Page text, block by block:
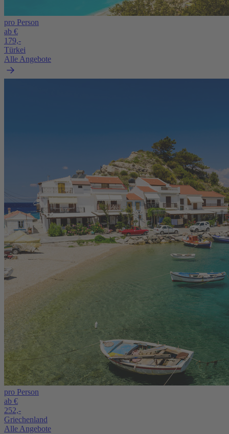
pro Person
ab €
179,-
Türkei
Alle Angebote
pro Person
ab €
252,-
Griechenland
Alle Angebote